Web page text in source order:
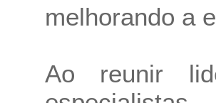
melhorando a
Ao reunir